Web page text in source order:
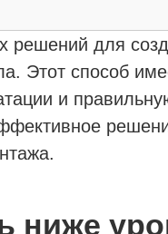
для
Этот способ
и
ниже